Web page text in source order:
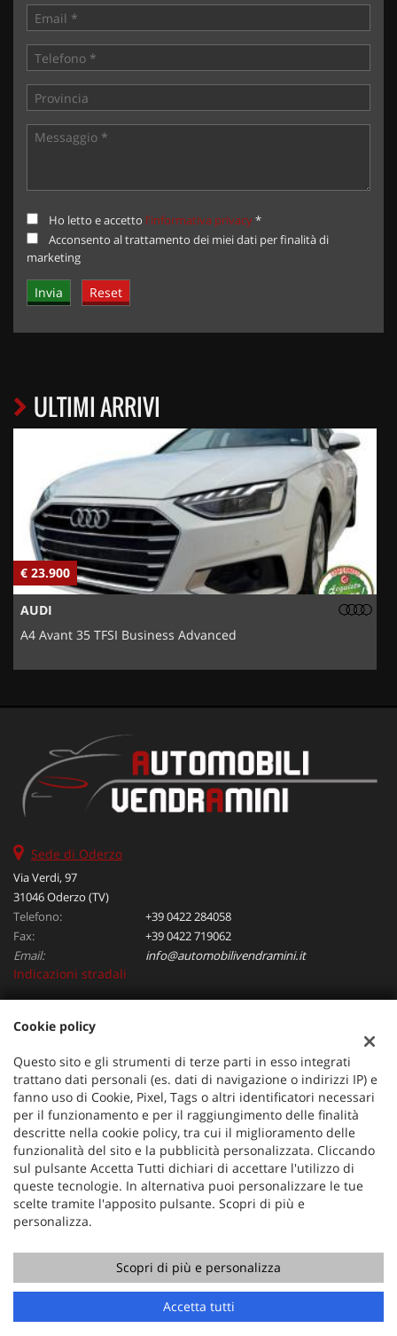
Ho letto e accetto l'informativa privacy*
Acconsento al trattamento dei miei dati per finalità di
marketing
Contatta un consulente
ULTIMI ARRIVI
€ 23.900
AUDI
A4 Avant 35 TFSI Business Advanced
Sede di Oderzo
Via Verdi, 97
31046 Oderzo (TV)
Telefono:
+39 0422 284058
Fax:
+39 0422 719062
Email:
info@automobilivendramini.it
Indicazioni stradali
Dati fiscali:
Automobili Vendramini srl
Via Verdi, 97, Oderzo (TV)
C.F/P.IVA:04823130267
Registro delle imprese:TV
Copyright © 2026 GestionaleAuto.com S.r.l., Tutti i diritti
riservati -Leggi l'informativa sulla privacy-Cookie Policy
GestionaleAuto.com
Cookie policy
Questo sito e gli strumenti di terze parti in esso integrati
trattano dati personali (es. dati di navigazione o indirizzi IP) e
fanno uso di Cookie, Pixel, Tags o altri identificatori necessari
per il funzionamento e per il raggiungimento delle finalità
descritte nella cookie policy, tra cui il miglioramento delle
funzionalità del sito e la pubblicità personalizzata. Cliccando
sul pulsante Accetta Tutti dichiari di accettare l'utilizzo di
queste tecnologie. In alternativa puoi personalizzare le tue
scelte tramite l'apposito pulsante. Scopri di più e
personalizza.
Scopri di più e personalizza
Accetta tutti